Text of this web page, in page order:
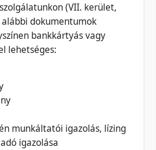
(VII. kerület,
alábbi dokumentumok
bankkártyás vagy
lehetséges:
munkáltatói igazolás, lízing
igazolása